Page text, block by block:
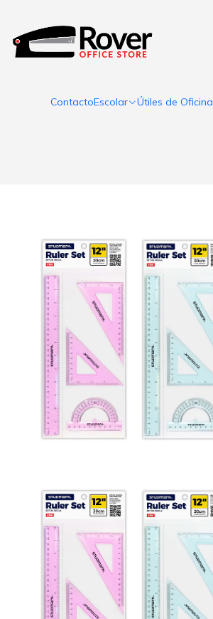
ContactoEscolar Útiles de Oficina